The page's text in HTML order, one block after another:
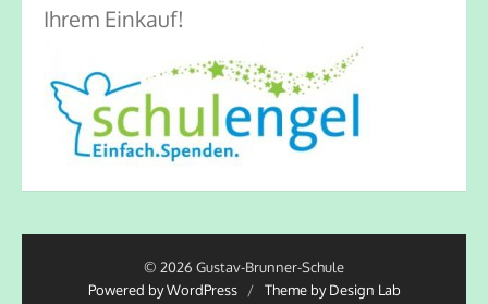
Ihrem Einkauf!
© 2026 Gustav-Brunner-Schule
Powered by WordPress
/ Theme by Design Lab